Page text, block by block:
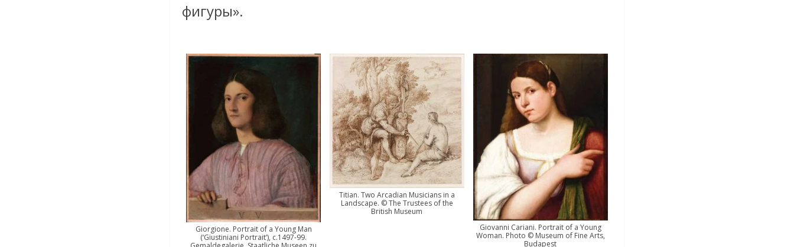
фигуры».
Giorgione. Portrait of a Young Man
(‘Giustiniani Portrait’), c.1497-99.
Titian. Two Arcadian Musicians in a
Landscape. © The Trustees of the
British Museum
Giovanni Cariani. Portrait of a Young
Woman. Photo © Museum of Fine Arts,
Budapest